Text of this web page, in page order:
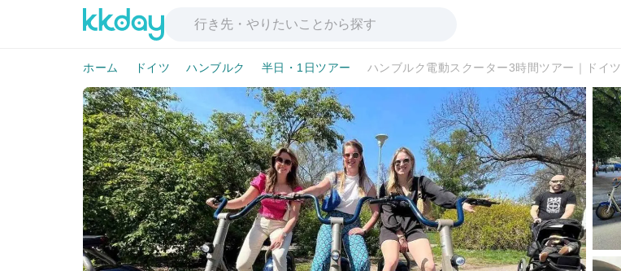
ホーム ドイツ ハンブルク 半日・1日ツアー ハンブルク電動スクーター3時間ツアー｜ドイツ